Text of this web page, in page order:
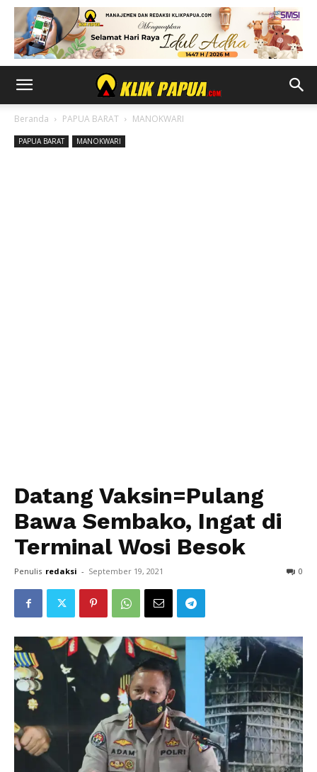
Beranda PAPUA BARAT MANOKWARI
PAPUA BARAT MANOKWARI
Datang Vaksin=Pulang
Bawa Sembako, Ingat di
Terminal Wosi Besok
Penulis redaksi - September 19, 2021 0